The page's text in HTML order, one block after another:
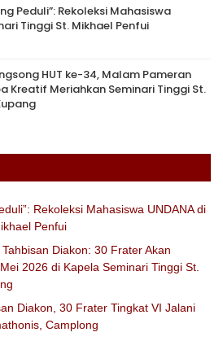
Peduli”: Rekoleksi Mahasiswa
Tinggi St. Mikhael Penfui
HUT ke-34, Malam Pameran
Kreatif Meriahkan Seminari Tinggi St.
Rekoleksi Mahasiswa UNDANA di
Penfui
Diakon: 30 Frater Akan
2026 di Kapela Seminari Tinggi St.
Diakon, 30 Frater Tingkat VI Jalani
Camplong